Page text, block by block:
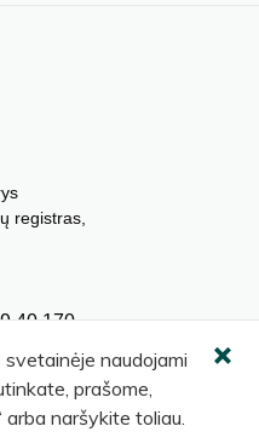
registras,
40 170
svetainėje naudojami
prašome,
arba naršykite toliau.